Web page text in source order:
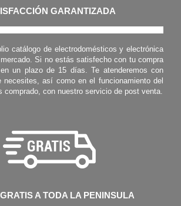
GARANTIZADA
catálogo de electrodomésticos y electrónica
Si no estás satisfecho con tu compra
un plazo de 15 días. Te atenderemos con
necesites, así como en el funcionamiento del
comprado, con nuestro servicio de post venta.
A TODA LA PENINSULA